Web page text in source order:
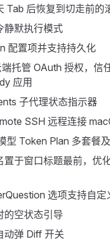
Tab 后恢复到切走前的
静默执行模式
配置项并支持持久化
托管 OAuth 授权，信
应用
子代理状态指示器
SSH 远程连接
型 Token Plan 多套餐
置于窗口标题最前，优
选项支持自定
的空状态引导
动弹 Diff 开关